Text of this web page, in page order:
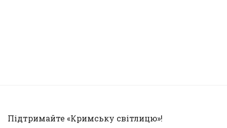
Підтримайте «Кримську світлицю»!